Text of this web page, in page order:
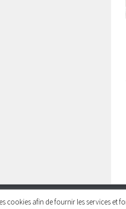
la Palestine © 2026. Tous droits
cookies afin de fournir les services et